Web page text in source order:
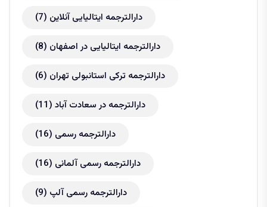
دارالترجمه ایتالیایی آنلاین (7)
دارالترجمه ایتالیایی در اصفهان (8)
دارالترجمه ترکی استانبولی تهران (6)
دارالترجمه در سعادت آباد (11)
دارالترجمه رسمی (16)
دارالترجمه رسمی آلمانی (16)
دارالترجمه رسمی آلپ (9)